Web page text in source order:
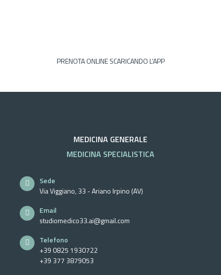
PRENOTA ONLINE SCARICANDO L’APP
MEDICINA GENERALE
MEDICINA SPECIALISTICA
Sede
Via Viggiano, 33 - Ariano Irpino (AV)
Email
studiomedico33.ai@gmail.com
Telefono
+39 0825 1930722
+39 377 3879053